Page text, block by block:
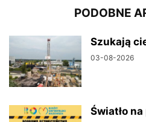
PODOBNE
Szukają
03-08-2026
Światło